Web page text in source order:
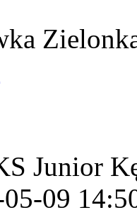
Junior
09